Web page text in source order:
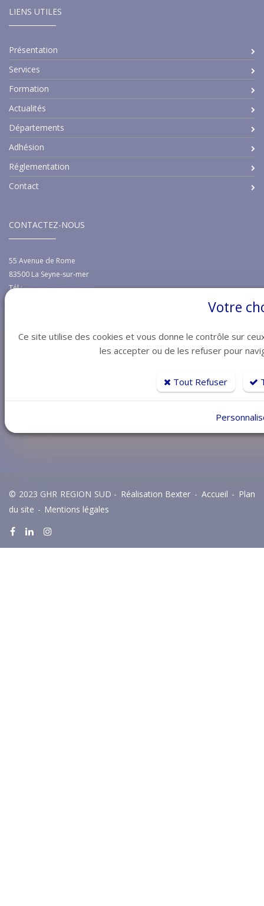
LIENS UTILES
Présentation
Services
Formation
Actualités
Départements
Adhésion
Réglementation
Contact
CONTACTEZ-NOUS
55 Avenue de Rome
83500 La Seyne-sur-mer
Tél :+33 (0)4 94 92 92 04
© 2023 GHR REGION SUD - Réalisation Bexter - Accueil - Plan
du site - Mentions légales
Votre
Ce site utilise des cookies et vous donne le contrôle sur
les accepter ou de les refuser pour
Tout Refuser